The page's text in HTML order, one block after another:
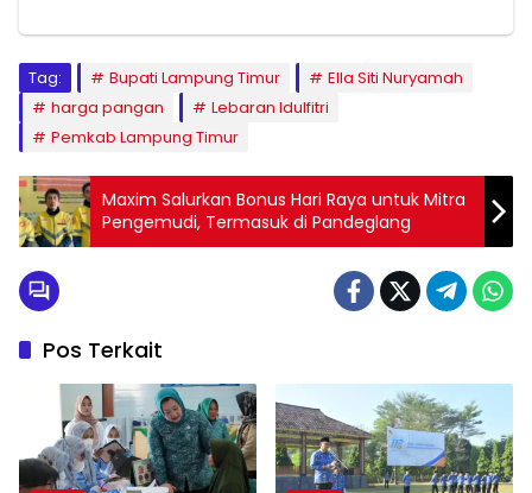
Tag: Bupati Lampung Timur
Ella Siti Nuryamah
harga pangan
Lebaran Idulfitri
Pemkab Lampung Timur
Maxim Salurkan Bonus Hari Raya untuk Mitra
Pengemudi, Termasuk di Pandeglang
Pos Terkait